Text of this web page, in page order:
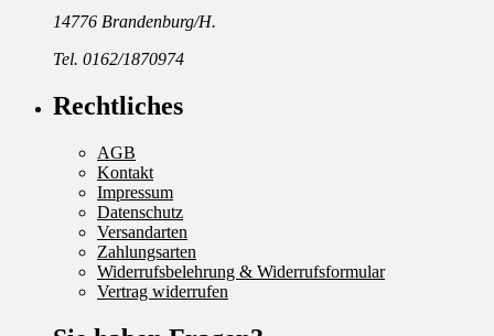
14776 Brandenburg/H.
Tel. 0162/1870974
Rechtliches
AGB
Kontakt
Impressum
Datenschutz
Versandarten
Zahlungsarten
Widerrufsbelehrung & Widerrufsformular
Vertrag widerrufen